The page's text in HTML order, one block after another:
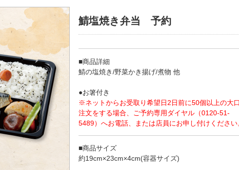
サイトのご利用規約
商品のご注文方法
ご注文の確認・キャンセル
特定商取引法に基づく表示
よくあるご質問
鯖塩焼き弁当 予約
■商品詳細
鯖の塩焼き/野菜かき揚げ/煮物 他
●お箸付き
※ネットからお受取り希望日2日前に50個以上の大
注文をする場合、ご予約専用ダイヤル（0120-51-
5489）へお電話、または店員にお申し付けください
■商品サイズ
約19cm×23cm×4cm(容器サイズ)